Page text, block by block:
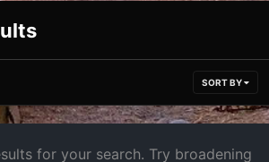
SORT BY
for your search. Try broadening